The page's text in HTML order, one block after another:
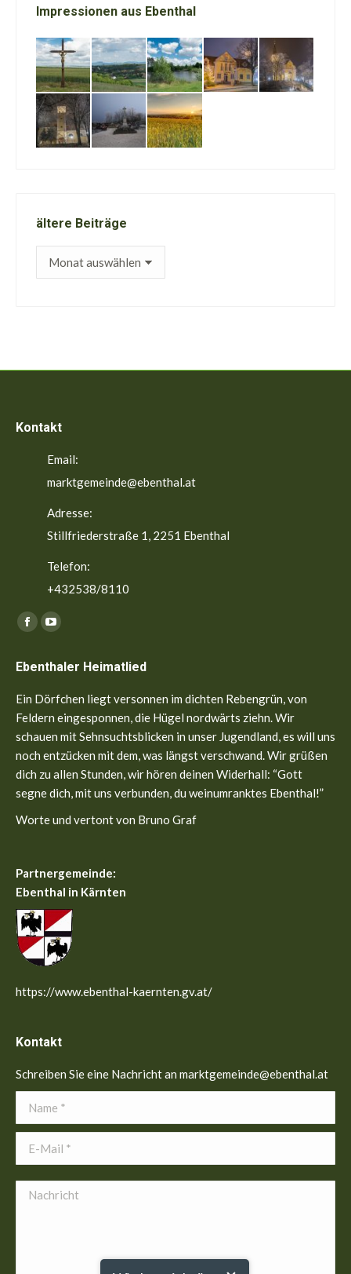
Impressionen aus Ebenthal
ältere Beiträge
ältere
Kontakt
Email:
marktgemeinde@ebenthal.at
Adresse:
Stillfriederstraße 1, 2251 Ebenthal
Telefon:
+432538/8110
Finden Sie uns auf:
Facebook
opens
in
new
window
YouTube
opens
in
new
window
Ebenthaler Heimatlied
Ein Dörfchen liegt versonnen im dichten Rebengrün, von
Feldern eingesponnen, die Hügel nordwärts ziehn. Wir
schauen mit Sehnsuchtsblicken in unser Jugendland, es will uns
noch entzücken mit dem, was längst verschwand. Wir grüßen
dich zu allen Stunden, wir hören deinen Widerhall: “Gott
segne dich, mit uns verbunden, du weinumranktes Ebenthal!”
Worte und vertont von Bruno Graf
Partnergemeinde:
Ebenthal in Kärnten
https://www.ebenthal-kaernten.gv.at/
Kontakt
Schreiben Sie eine Nachricht an marktgemeinde@ebenthal.at
Name *
E-Mail *
Nachricht